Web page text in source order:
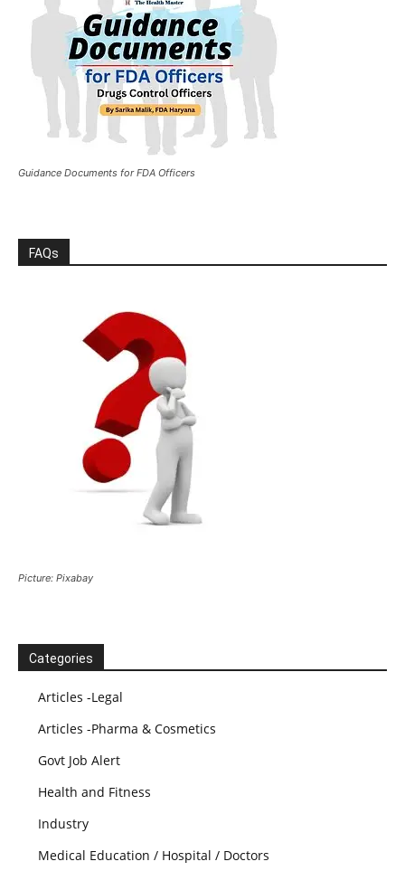
Guidance Documents for FDA Officers
FAQs
Picture: Pixabay
Categories
Articles -Legal
Articles -Pharma & Cosmetics
Govt Job Alert
Health and Fitness
Industry
Medical Education / Hospital / Doctors